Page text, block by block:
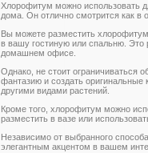
Хлорофитум можно использовать
дома. Он отлично смотрится как в
Вы можете разместить
в вашу гостиную или спальню. Это
домашнем офисе.
Однако, не стоит
фантазию и создать оригинальные
другими видами растений.
Кроме того, хлорофитум можно
разместить в вазе или
Независимо от выбранного
элегантным акцентом в вашем